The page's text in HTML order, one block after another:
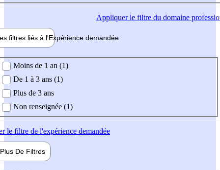
Appliquerle filtre du domaine
filtres liés à l'Expérience demandée
demandée
Moins de 1 an (1)
De 1 à 3 ans (1)
Plus de 3 ans
Non renseignée (1)
le filtre de l'expérience demandée
Plus De Filtres